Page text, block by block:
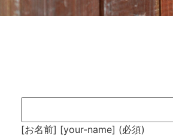
[お名前] [your-name] (必須)